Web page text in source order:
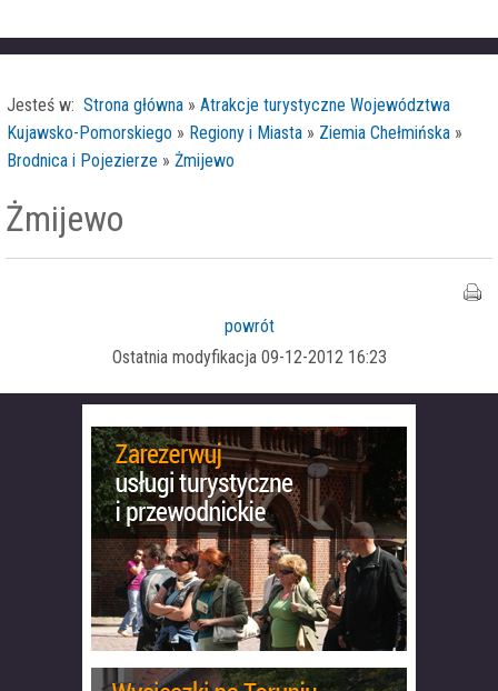
Jesteś w: Strona główna » Atrakcje turystyczne Województwa
Kujawsko-Pomorskiego » Regiony i Miasta » Ziemia Chełmińska »
Brodnica i Pojezierze » Żmijewo
Żmijewo
powrót
Ostatnia modyfikacja 09-12-2012 16:23